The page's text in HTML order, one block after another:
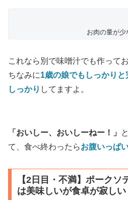
お肉の量が少
これなら別で味噌汁でも作って
ちなみに1歳の娘でもしっかり
しっかり してますよ。
「おいしー、おいしーねー！」
て、食べ終わったらお腹いっぱ
【2日目・不満】ポークソ
は美味しいが食卓が寂しい